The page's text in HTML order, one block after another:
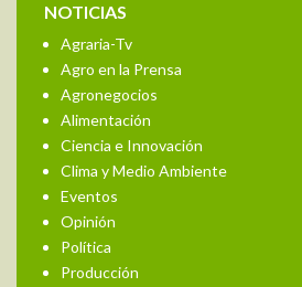
NOTICIAS
Agraria-Tv
Agro en la Prensa
Agronegocios
Alimentación
Ciencia e Innovación
Clima y Medio Ambiente
Eventos
Opinión
Política
Producción